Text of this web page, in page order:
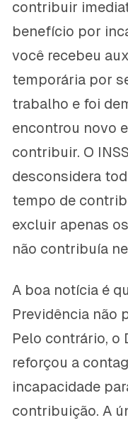
contribuir
benefício por
você recebeu
temporária por
trabalho e foi
encontrou novo
contribuir. O
desconsidera
tempo de
excluir apenas
não contribuía
A boa notícia é
Previdência não
Pelo contrário, o
reforçou a
incapacidade
contribuição. A